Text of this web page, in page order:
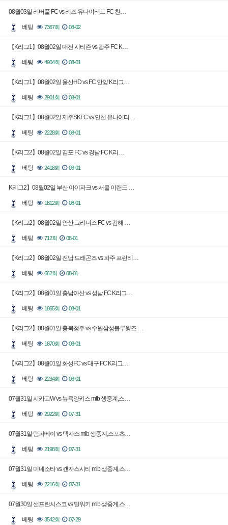
08월03일 리버풀 FC vs 리즈 유나이티드 FC 친…
베팅 7367회 08-02
【K리그1】08월02일 대전 시티즌 vs 광주 FC K…
베팅 4904회 08-01
【K리그1】08월02일 울산HD vs FC 안양 K리그…
베팅 2901회 08-01
【K리그1】08월02일 제주SKFC vs 인천 유나이티…
베팅 2228회 08-01
【K리그2】08월02일 김포 FC vs 경남 FC K리…
베팅 2418회 08-01
K리그2】08월02일 부산 아이파크 vs 서울 이랜드 …
베팅 1812회 08-01
【K리그2】08월02일 안산 그리너스 FC vs 김해 …
베팅 712회 08-01
【K리그2】08월02일 전남 드래곤즈 vs 파주 프런티…
베팅 662회 08-01
【K리그2】08월01일 충남아산 vs 성남 FC K리그…
베팅 1865회 08-01
【K리그2】08월01일 충북청주 vs 수원삼성블루윙즈 …
베팅 1870회 08-01
【K리그2】08월01일 화성FC vs 대구 FC K리그…
베팅 2234회 08-01
07월31일 시카고W vs 뉴욕양키스 mlb 생중계,스…
베팅 2922회 07-31
07월31일 탬파베이 vs 텍사스 mlb 생중계,스포츠…
베팅 2198회 07-31
07월31일 미네소타 vs 캔자스시티 mlb 생중계,스…
베팅 2216회 07-31
07월30일 샌프란시스코 vs 밀워키 mlb 생중계,스…
베팅 3542회 07-29